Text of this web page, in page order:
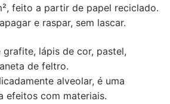
feito a partir de papel reciclado.
e raspar, sem lascar.
grafite, lápis de cor, pastel,
de feltro.
alveolar, é uma
efeitos com materiais.